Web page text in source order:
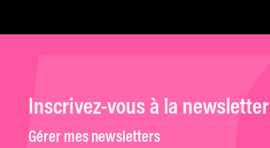
Inscrivez-vous à la newsletter
Gérer mes newsletters